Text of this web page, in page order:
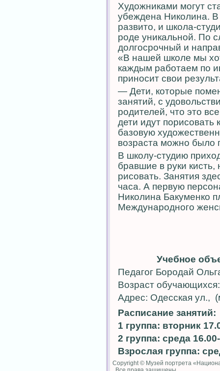
Художниками могут
убеждена Николина. В
развито, и школа-
роде уникальной. По
долгосрочный и
«В нашей школе мы
каждым работаем по
приносит свои
— Дети, которые
занятий, с
родителей, что это
дети идут
базовую
возраста можно было
В школу-студию
бравшие в руки
рисовать. Занятия
часа. А первую
Николина Бакуменко
Международного
Учебное
Педагог Бородай
Возраст
Адрес: Одесская ул.,
Расписание занятий:
1 группа: вторник
2 группа: среда
Взрослая группа:
Copyright © Музей портрета